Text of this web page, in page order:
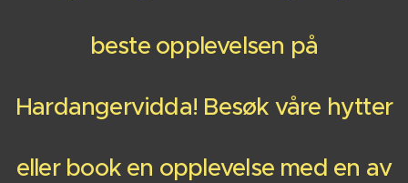
beste opplevelsen på
Hardangervidda! Besøk våre hytter
eller book en opplevelse med en av